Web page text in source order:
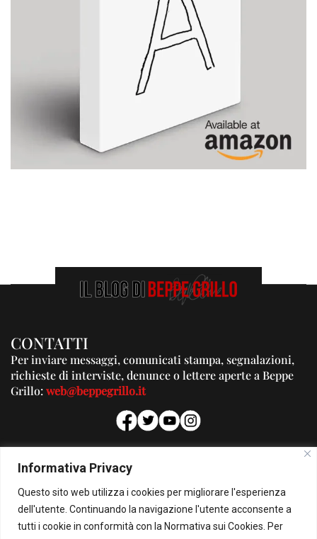
Informativa Privacy
Questo sito web utilizza i cookies per migliorare l'esperienza
dell'utente. Continuando la navigazione l'utente acconsente a
tutti i cookie in conformità con la Normativa sui Cookies. Per
CONTATTI
Per inviare messaggi, comunicati stampa, segnalazioni,
richieste di interviste, denunce o lettere aperte a Beppe
Grillo:web@beppegrillo.it
PUBBLICITA'
Per la tua pubblicità su questo Blog:
pubblicita@beppegrillo.it